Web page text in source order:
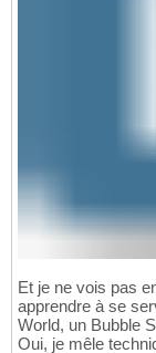
Et je ne vois pas
apprendre à se
World, un Bubble
Oui, je mêle